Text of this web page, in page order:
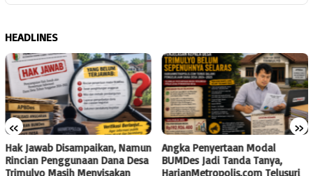
HEADLINES
« »
Hak Jawab Disampaikan, Namun
Rincian Penggunaan Dana Desa
Trimulyo Masih Menyisakan
Angka Penyertaan Modal
BUMDes Jadi Tanda Tanya,
HarianMetropolis.com Telusuri